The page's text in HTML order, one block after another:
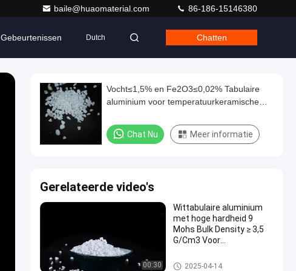
baile@huaomaterial.com 86-186-15146380
Gebeurtenissen Dutch Chatten
Vocht≤1,5% en Fe2O3≤0,02% Tabulaire
aluminium voor temperatuurkeramische
Chat Nu Meer informatie
Gerelateerde video's
00:30
Wittabulaire aluminium
met hoge hardheid 9
Mohs Bulk Density ≥ 3,5
G/Cm3 Voor
toepassingen
Alumina in tabelvorm
2025-04-14